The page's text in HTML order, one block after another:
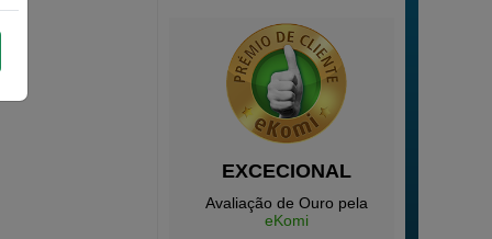
EXCECIONAL
Avaliação de Ouro pela
eKomi